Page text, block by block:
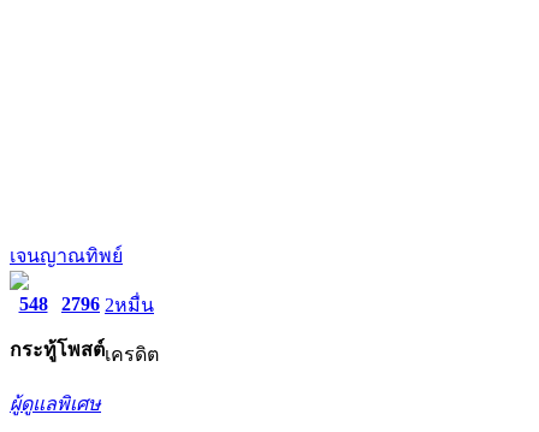
เจนญาณทิพย์
548
กระทู้
2796
โพสต์
2หมื่น
เครดิต
ผู้ดูแลพิเศษ